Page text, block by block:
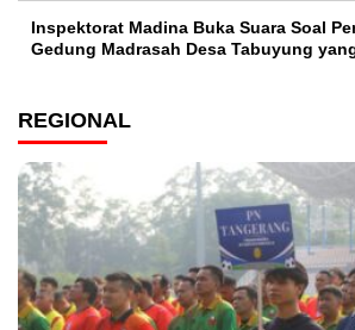
Inspektorat Madina Buka Suara Soal
Gedung Madrasah Desa Tabuyung
REGIONAL